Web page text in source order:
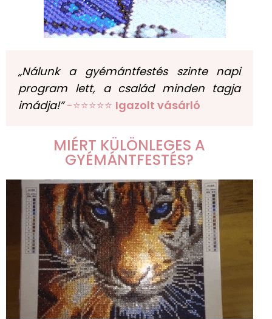
„Nálunk a gyémántfestés szinte napi
program lett, a család minden tagja
imádja!” -⭐⭐⭐⭐⭐ Igazolt vásárló
MIÉRT KÜLÖNLEGES A
GYÉMÁNTFESTÉS?